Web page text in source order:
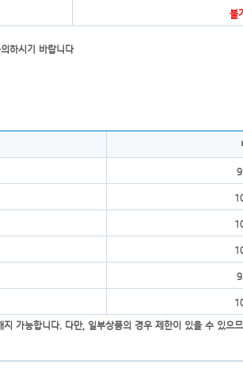
불
하시기 바랍니다
가능합니다. 다만, 일부상품의 경우 제한이 있을 수 있으